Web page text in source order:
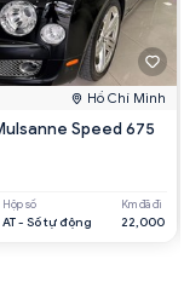
Hồ Chí Minh
Hộp số
AT - Số tự động
Km đã đi
22,000